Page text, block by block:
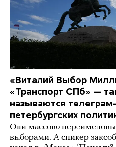
«Виталий Выбор
«Транспорт СПб» —
называются
петербургских
Они массово
выборами. А спикер